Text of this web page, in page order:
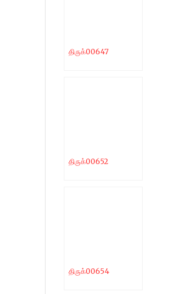
திருக்00647
திருக்00652
திருக்00654